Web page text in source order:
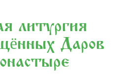
литургия
Даров